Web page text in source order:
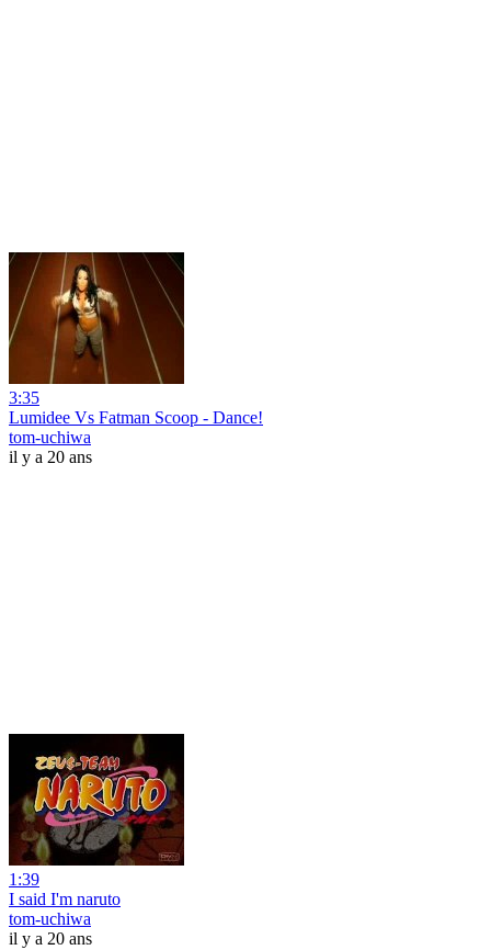
3:35
Lumidee Vs Fatman Scoop - Dance!
tom-uchiwa
il y a 20 ans
1:39
I said I'm naruto
tom-uchiwa
il y a 20 ans